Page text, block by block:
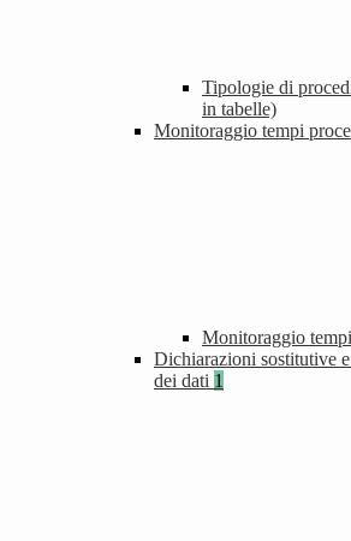
Tipologie di
in tabelle)
Monitoraggio tempi
Monitoraggio
Dichiarazioni sostitutive
dei dati 1